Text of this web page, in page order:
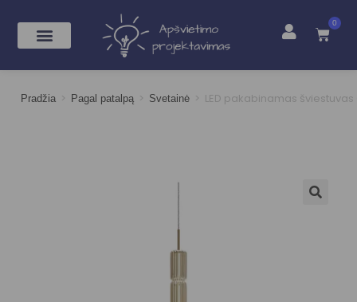
0
Pradžia > Pagal patalpą > Svetainė > LED pakabinamas šviestuvas